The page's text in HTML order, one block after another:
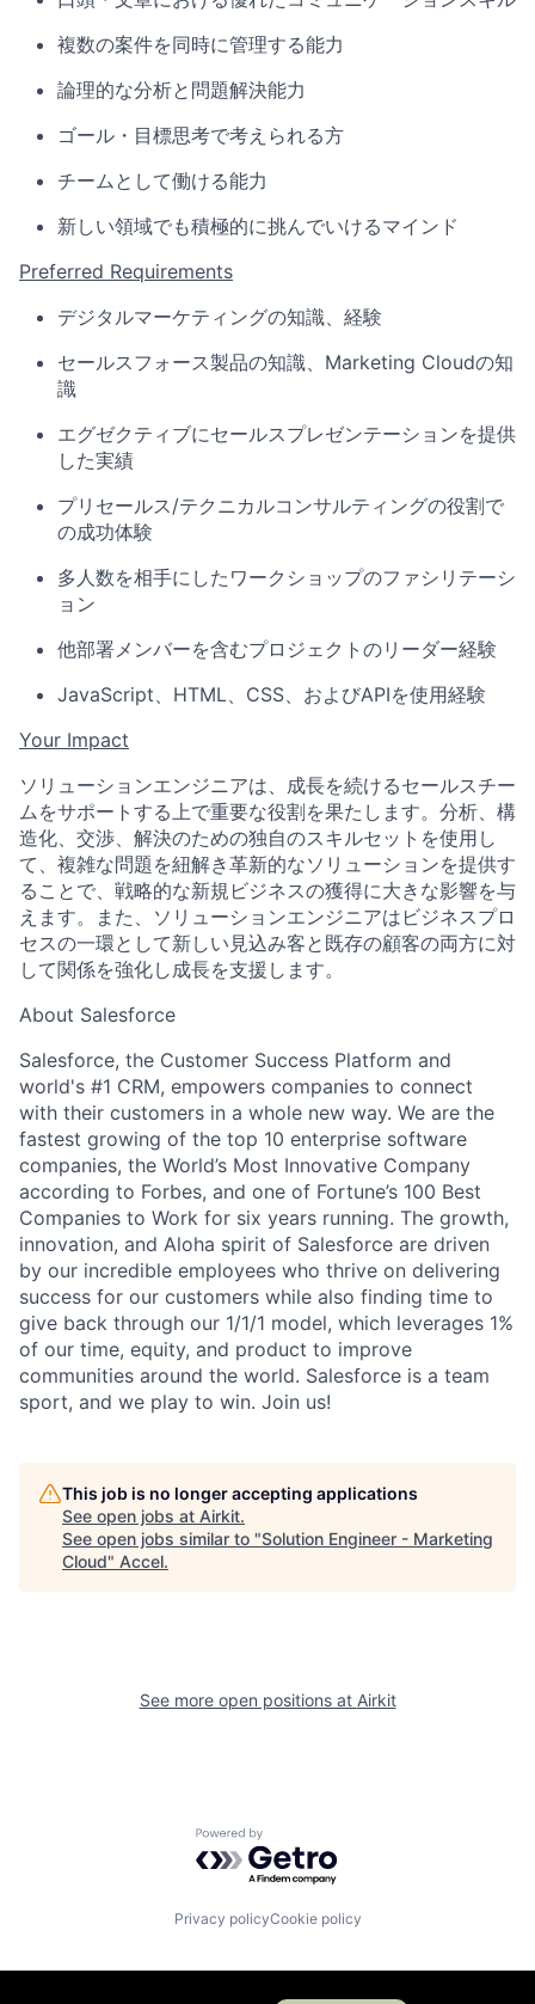
複数の案件を同時に管理する能力
論理的な分析と問題解決能力
ゴール・目標思考で考えられる方
チームとして働ける能力
新しい領域でも積極的に挑んでいけるマインド
Preferred Requirements
デジタルマーケティングの知識、経験
セールスフォース製品の知識、Marketing Cloudの知
識
エグゼクティブにセールスプレゼンテーションを提供
した実績
プリセールス/テクニカルコンサルティングの役割で
の成功体験
多人数を相手にしたワークショップのファシリテーシ
ョン
他部署メンバーを含むプロジェクトのリーダー経験
JavaScript、HTML、CSS、およびAPIを使用経験
Your Impact
ソリューションエンジニアは、成長を続けるセールスチー
ムをサポートする上で重要な役割を果たします。分析、構
造化、交渉、解決のための独自のスキルセットを使用し
て、複雑な問題を紐解き革新的なソリューションを提供す
ることで、戦略的な新規ビジネスの獲得に大きな影響を与
えます。また、ソリューションエンジニアはビジネスプロ
セスの一環として新しい見込み客と既存の顧客の両方に対
して関係を強化し成長を支援します。
About Salesforce
Salesforce, the Customer Success Platform and
world's #1 CRM, empowers companies to connect
with their customers in a whole new way. We are the
fastest growing of the top 10 enterprise software
companies, the World’s Most Innovative Company
according to Forbes, and one of Fortune’s 100 Best
Companies to Work for six years running. The growth,
innovation, and Aloha spirit of Salesforce are driven
by our incredible employees who thrive on delivering
success for our customers while also finding time to
give back through our 1/1/1 model, which leverages 1%
of our time, equity, and product to improve
communities around the world. Salesforce is a team
sport, and we play to win. Join us!
This job is no longer accepting applications
See open jobs at Airkit.
See open jobs similar to "Solution Engineer - Marketing
Cloud" Accel.
See more open positions at Airkit
Powered by Getro.com
Privacy policyCookie policy